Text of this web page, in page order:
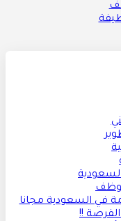
في السعودية مجانا